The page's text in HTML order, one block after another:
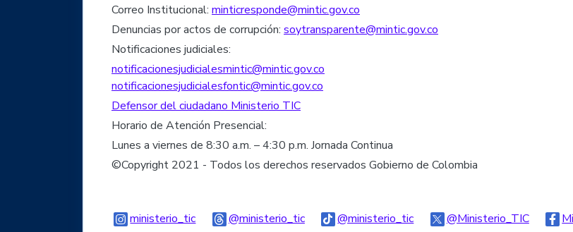
Correo Institucional: minticresponde@mintic.gov.co
Denuncias por actos de corrupción: soytransparente@mintic.gov.co
Notificaciones judiciales:
notificacionesjudicialesmintic@mintic.gov.co
notificacionesjudicialesfontic@mintic.gov.co
Defensor del ciudadano Ministerio TIC
Horario de Atención Presencial:
Lunes a viernes de 8:30 a.m. – 4:30 p.m. Jornada Continua
©Copyright 2021 - Todos los derechos reservados Gobierno de Colombia
ministerio_ticLogo Instagram
@ministerio_ticLogo Threads
@ministerio_ticLogo Tiktok@Ministerio_TICLogo